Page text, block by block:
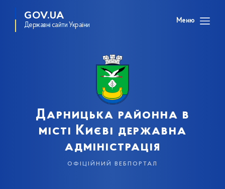
GOV.UA
Державні сайти України
Меню
Дарницька районна в
місті Києві державна
адміністрація
офіційний вебпортал